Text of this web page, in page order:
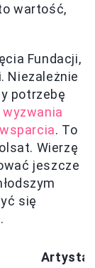
wartość,
Fundacji,
Niezależnie
potrzebę
. To
Wierzę
jeszcze
się
Artysta